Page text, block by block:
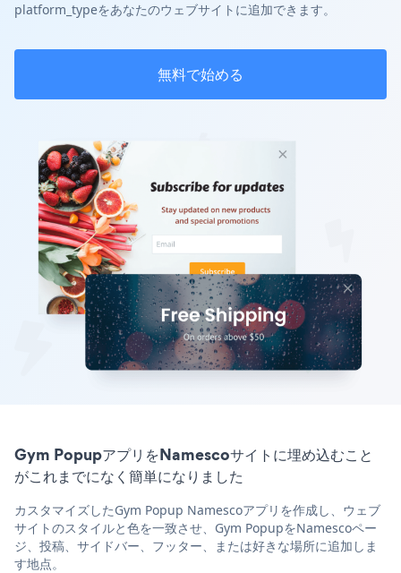
platform_typeをあなたのウェブサイトに追加できます。
無料で始める
Gym PopupアプリをNamescoサイトに埋め込むこと
がこれまでになく簡単になりました
カスタマイズしたGym Popup Namescoアプリを作成し、ウェブ
サイトのスタイルと色を一致させ、Gym PopupをNamescoペー
ジ、投稿、サイドバー、フッター、または好きな場所に追加しま
す地点。